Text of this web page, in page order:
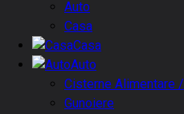
Auto
Casa
Casa
Auto
Cisterne Alimentare
Gunoiere